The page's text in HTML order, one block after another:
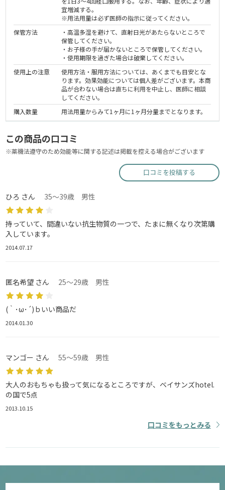
宜増減する。
※用法用量は必ず医師の指示に従ってください。
保管方法
・高温多湿を避けて、直射日光があたらないところで
保管してください。
・お子様の手が届かないところで保管してください。
・使用期限を過ぎた場合は破棄してください。
使用上の注意
使用方法・服用方法については、あくまでも目安とな
ります。効果効能については個人差がございます。本商
品が合わない場合は直ちに利用を中止し、医師に相談
してください。
購入数量
用法用量からみて1ヶ月に1ヶ月分量までとなります。
この商品の口コミ
※薬機法遵守のため効能等に関する記述は掲載を控える場合がございます
口コミを投稿する
ひろ さん 35～39歳 男性
持っていて、間違いない抗生物質の一つで、たまに無くなり次第購
入しています。
2014.07.17
匿名希望 さん 25～29歳 男性
(｀･ω･´)ｂいい商品だ
2014.01.30
マンゴー さん 55～59歳 男性
大人のおもちゃも扱って気になるところですが、ベイサンズhotel.
の国で5点
2013.10.15
口コミをもっとみる